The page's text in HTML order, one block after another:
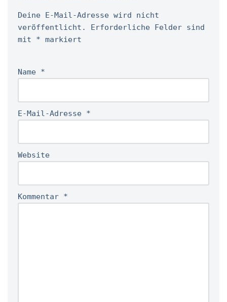
Deine E-Mail-Adresse wird nicht
veröffentlicht.
Erforderliche Felder sind
mit * markiert
Name *
E-Mail-Adresse *
Website
Kommentar *